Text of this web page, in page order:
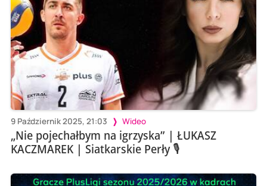
9 Październik 2025, 21:03 Wideo
„Nie pojechałbym na igrzyska” | ŁUKASZ
KACZMAREK | Siatkarskie Perły 🎙️